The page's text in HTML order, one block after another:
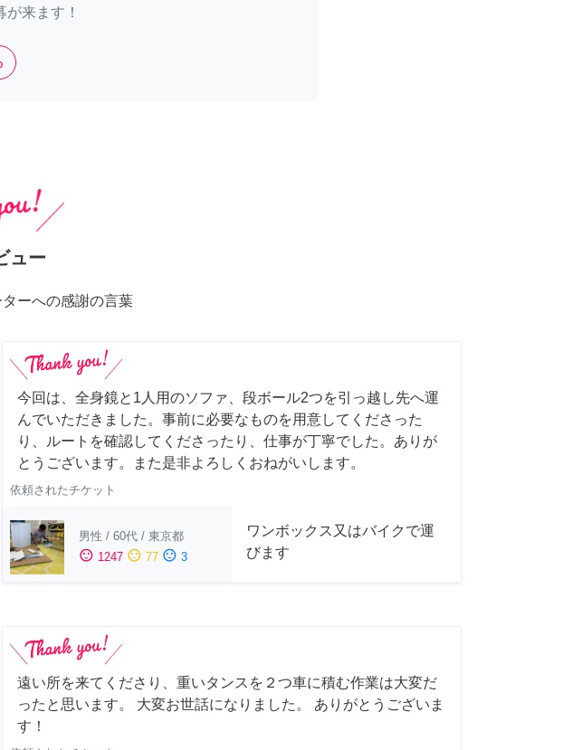
来ます！
ュー
ーへの感謝の言葉
今回は、全身鏡と1人用のソファ、段ボール2つを引っ越し先へ運
んでいただきました。事前に必要なものを用意してくださった
り、ルートを確認してくださったり、仕事が丁寧でした。ありが
とうございます。また是非よろしくおねがいします。
依頼されたチケット
男性 / 60代 / 東京都
sentiment_satisfied 1247 sentiment_neutral 77 sentiment_dissatisfied 3
ワンボックス又はバイクで運
びます
遠い所を来てくださり、重いタンスを２つ車に積む作業は大変だ
ったと思います。 大変お世話になりました。 ありがとうございま
す！